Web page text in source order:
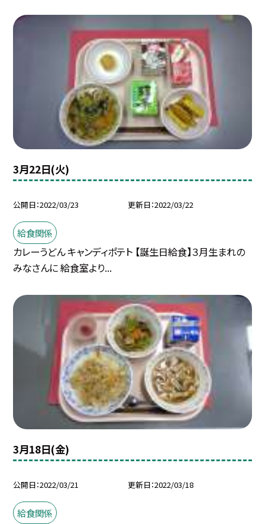
3月22日(火)
公開日 2022/03/23 更新日 2022/03/22
給食関係
カレーうどん キャンディポテト 【誕生日給食】３月生まれの
みなさんに 給食室より...
3月18日(金)
公開日 2022/03/21 更新日 2022/03/18
給食関係